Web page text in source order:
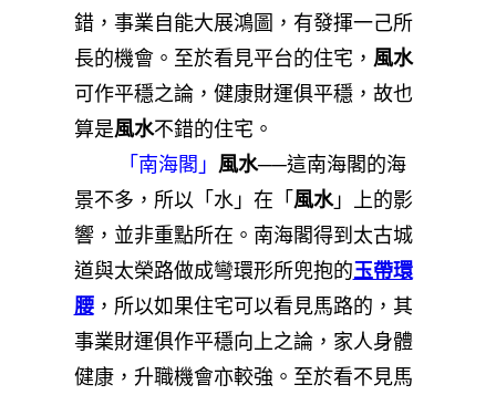
錯，事業自能大展鴻圖，有發揮一己所
長的機會。至於看見平台的住宅， 風水
可作平穩之論，健康財運俱平穩，故也
算是風水不錯的住宅。
「南海閣」 風水──這南海閣的海
景不多，所以「水」在「 風水」上的影
響，並非重點所在。南海閣得到太古城
道與太榮路做成彎環形所兜抱的玉帶環
腰，所以如果住宅可以看見馬路的，其
事業財運俱作平穩向上之論，家人身體
健康，升職機會亦較強。至於看不見馬